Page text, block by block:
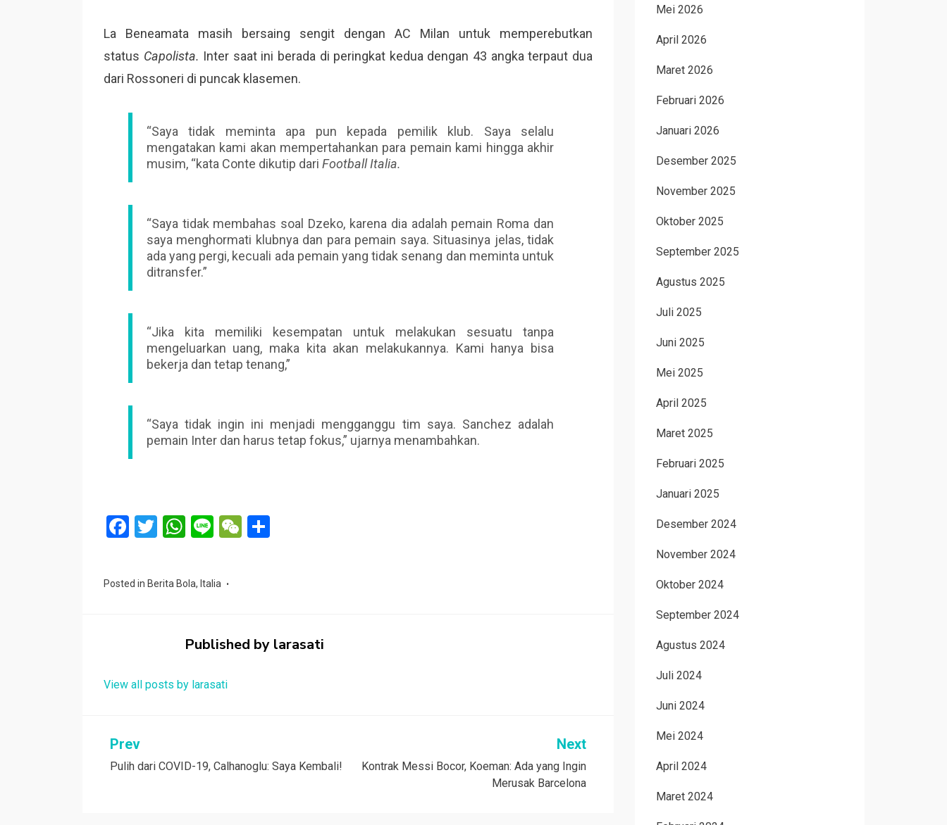
La Beneamata masih bersaing sengit dengan AC Milan untuk memperebutkan
status Capolista. Inter saat ini berada di peringkat kedua dengan 43 angka terpaut dua
dari Rossoneri di puncak klasemen.
“Saya tidak meminta apa pun kepada pemilik klub. Saya selalu
mengatakan kami akan mempertahankan para pemain kami hingga akhir
musim, “kata Conte dikutip dari Football Italia.
“Saya tidak membahas soal Dzeko, karena dia adalah pemain Roma dan
saya menghormati klubnya dan para pemain saya. Situasinya jelas, tidak
ada yang pergi, kecuali ada pemain yang tidak senang dan meminta untuk
ditransfer.”
“Jika kita memiliki kesempatan untuk melakukan sesuatu tanpa
mengeluarkan uang, maka kita akan melakukannya. Kami hanya bisa
bekerja dan tetap tenang,”
“Saya tidak ingin ini menjadi mengganggu tim saya. Sanchez adalah
pemain Inter dan harus tetap fokus,” ujarnya menambahkan.
F
b
T
er
W
s
p
Li
W
Posted in Berita Bola, Italia
Published by larasati
View all posts by larasati
Navigasi
pos
Prev
Pulih dari COVID-19, Calhanoglu: Saya Kembali!
Next
Kontrak Messi Bocor, Koeman: Ada yang Ingin
Merusak Barcelona
Mei 2026
April 2026
Maret 2026
Februari 2026
Januari 2026
Desember 2025
November 2025
Oktober 2025
September 2025
Agustus 2025
Juli 2025
Juni 2025
Mei 2025
April 2025
Maret 2025
Februari 2025
Januari 2025
Desember 2024
November 2024
Oktober 2024
September 2024
Agustus 2024
Juli 2024
Juni 2024
Mei 2024
April 2024
Maret 2024